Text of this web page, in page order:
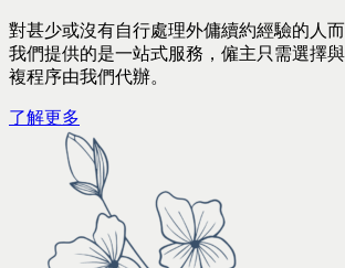
對甚少或沒有自行處理外傭續約經驗的人
我們提供的是一站式服務，僱主只需選擇
複程序由我們代辦。
了解更多